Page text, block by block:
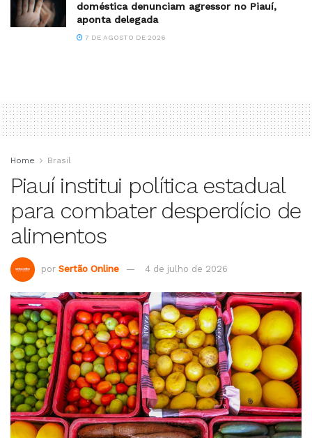
doméstica denunciam agressor no Piauí,
aponta delegada
7 DE AGOSTO DE 2026
Home Brasil
Piauí institui política estadual
para combater desperdício de
alimentos
por Sertão Online 4 de julho de 2026